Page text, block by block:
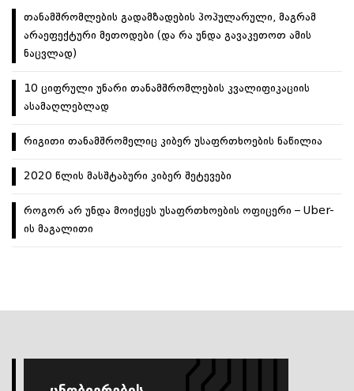
თანამშრომლების გადამზადების პოპულარული, მაგრამ
არაეფექტური მეთოდები (და რა უნდა გავაკეთოთ ამის
ნაცვლად)
10 ციფრული უნარი თანამშრომლების კვალიფიკაციის
ასამაღლებლად
რიგითი თანამშრომელიც კიბერ უსაფრთხოების ნაწილია
2020 წლის მასშტაბური კიბერ შეტევები
როგორ არ უნდა მოიქცეს უსაფრთხოების ოფიცერი – Uber-
ის მაგალითი